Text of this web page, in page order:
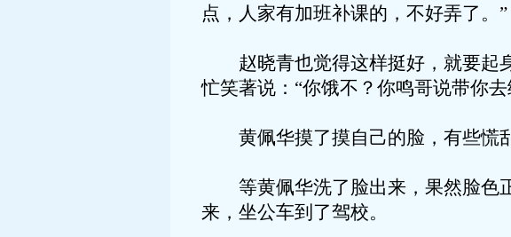
点，人家有加班补课的，不好弄了。”
赵晓青也觉得这样挺好，就要起身
忙笑著说：“你饿不？你鸣哥说带你
黄佩华摸了摸自己的脸，有些慌
等黄佩华洗了脸出来，果然脸色
来，坐公车到了驾校。